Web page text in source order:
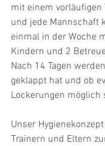
mit einem vorläufigen
und jede Mannschaft
einmal in der Woche
Kindern und 2
Nach 14 Tagen
geklappt hat und ob
Lockerungen möglich
Unser
Trainern und Eltern